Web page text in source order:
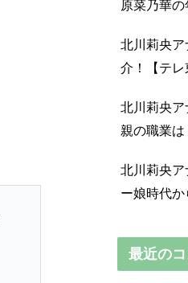
原菜乃華
北川莉央
介！【テレ
北川莉央
親の職業は
北川莉央
ー娘時代か
最近の